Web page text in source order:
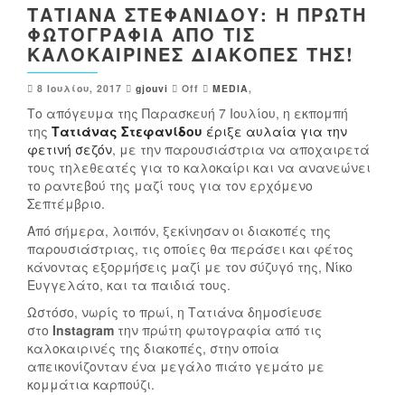
TΑΤΙΆΝΑ ΣΤΕΦΑΝΊΔΟΥ: Η ΠΡΏΤΗ
ΦΩΤΟΓΡΑΦΊΑ ΑΠΌ ΤΙΣ
ΚΑΛΟΚΑΙΡΙΝΈΣ ΔΙΑΚΟΠΈΣ ΤΗΣ!
8 Ιουλίου, 2017 gjouvi Off MEDIA,
Το απόγευμα της Παρασκευή 7 Ιουλίου, η εκπομπή
της Τατιάνας Στεφανίδου έριξε αυλαία για την
φετινή σεζόν, με την παρουσιάστρια να αποχαιρετά
τους τηλεθεατές για το καλοκαίρι και να ανανεώνει
το ραντεβού της μαζί τους για τον ερχόμενο
Σεπτέμβριο.
Από σήμερα, λοιπόν, ξεκίνησαν οι διακοπές της
παρουσιάστριας, τις οποίες θα περάσει και φέτος
κάνοντας εξορμήσεις μαζί με τον σύζυγό της, Νίκο
Ευγγελάτο, και τα παιδιά τους.
Ωστόσο, νωρίς το πρωί, η Τατιάνα δημοσίευσε
στο Instagram την πρώτη φωτογραφία από τις
καλοκαιρινές της διακοπές, στην οποία
απεικονίζονταν ένα μεγάλο πιάτο γεμάτο με
κομμάτια καρπούζι.